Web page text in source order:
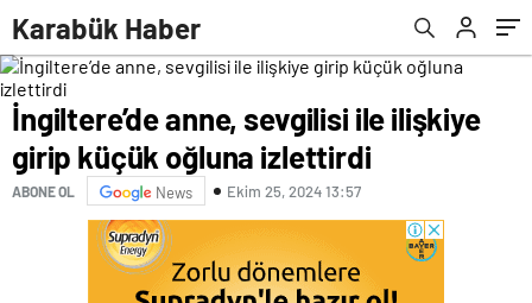
Karabük Haber
İngiltere’de anne, sevgilisi ile ilişkiye
girip küçük oğluna izlettirdi
ABONE OL News Ekim 25, 2024 13:57